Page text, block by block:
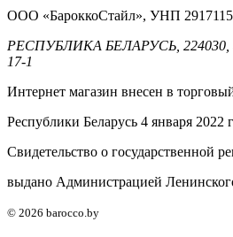
ООО «БароккоСтайл», УНП
РЕСПУБЛИКА БЕЛАРУСЬ, 224030, г.
17-1
Интернет магазин внесен в
Республики Беларусь 4 января 2022
Свидетельство о государственной
выдано Администрацией
© 2026 barocco.by